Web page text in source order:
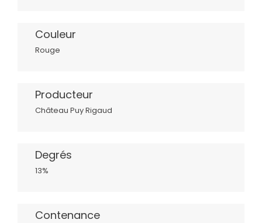
Couleur
Rouge
Producteur
Château Puy Rigaud
Degrés
13%
Contenance